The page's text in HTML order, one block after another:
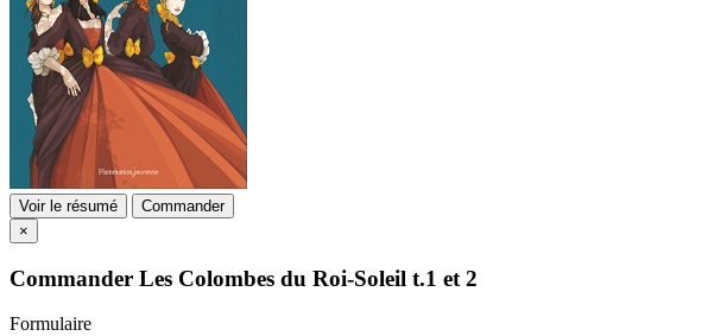
Voir le résumé
Commander
×
Commander Les Colombes du Roi-Soleil t.1 et 2
Formulaire